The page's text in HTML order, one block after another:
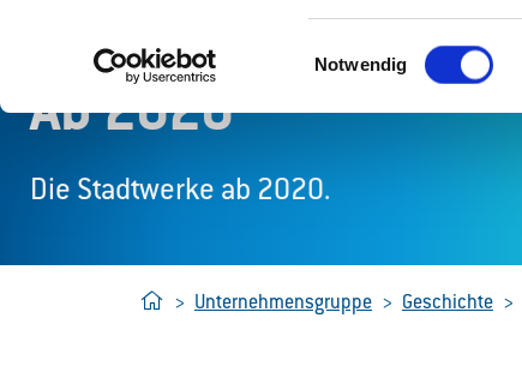
Einwilligungsauswahl
Notwendig
Ab 2020
Die Stadtwerke ab 2020.
HomeUnternehmensgruppe Geschichte